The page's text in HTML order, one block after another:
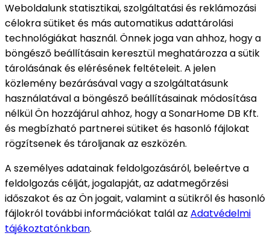
Weboldalunk statisztikai, szolgáltatási és reklámozási
célokra sütiket és más automatikus adattárolási
technológiákat használ. Önnek joga van ahhoz, hogy a
böngésző beállításain keresztül meghatározza a sütik
tárolásának és elérésének feltételeit. A jelen
közlemény bezárásával vagy a szolgáltatásunk
használatával a böngésző beállításainak módosítása
nélkül Ön hozzájárul ahhoz, hogy a SonarHome DB Kft.
és megbízható partnerei sütiket és hasonló fájlokat
rögzítsenek és tároljanak az eszközén.
A személyes adatainak feldolgozásáról, beleértve a
feldolgozás célját, jogalapját, az adatmegőrzési
időszakot és az Ön jogait, valamint a sütikről és hasonló
fájlokról további információkat talál az Adatvédelmi
tájékoztatónkban.